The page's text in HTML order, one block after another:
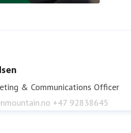
& Communications Officer
+47 92838645